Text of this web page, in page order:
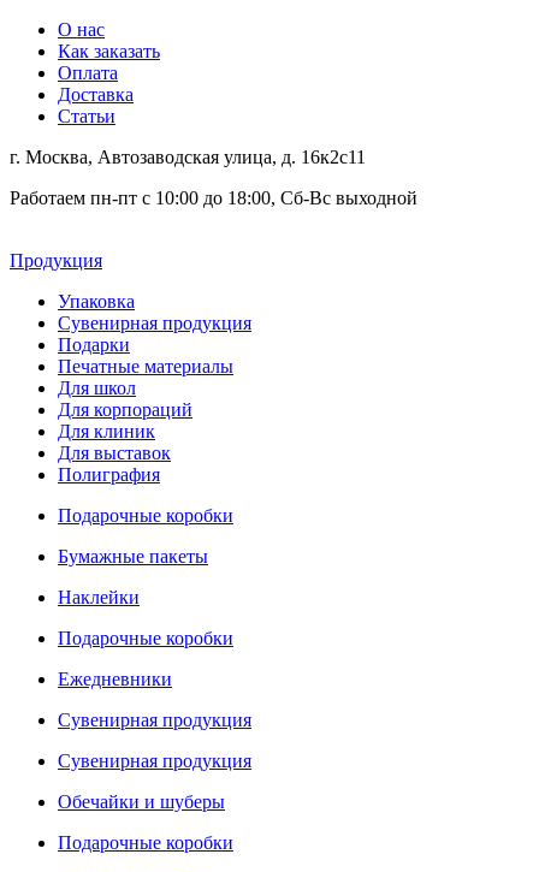
О нас
Как заказать
Оплата
Доставка
Статьи
г. Москва, Автозаводская улица, д. 16к2с11
Работаем пн-пт с 10:00 до 18:00, Сб-Вс выходной
Продукция
Упаковка
Сувенирная продукция
Подарки
Печатные материалы
Для школ
Для корпораций
Для клиник
Для выставок
Полиграфия
Подарочные коробки
Бумажные пакеты
Наклейки
Подарочные коробки
Ежедневники
Сувенирная продукция
Сувенирная продукция
Обечайки и шуберы
Подарочные коробки